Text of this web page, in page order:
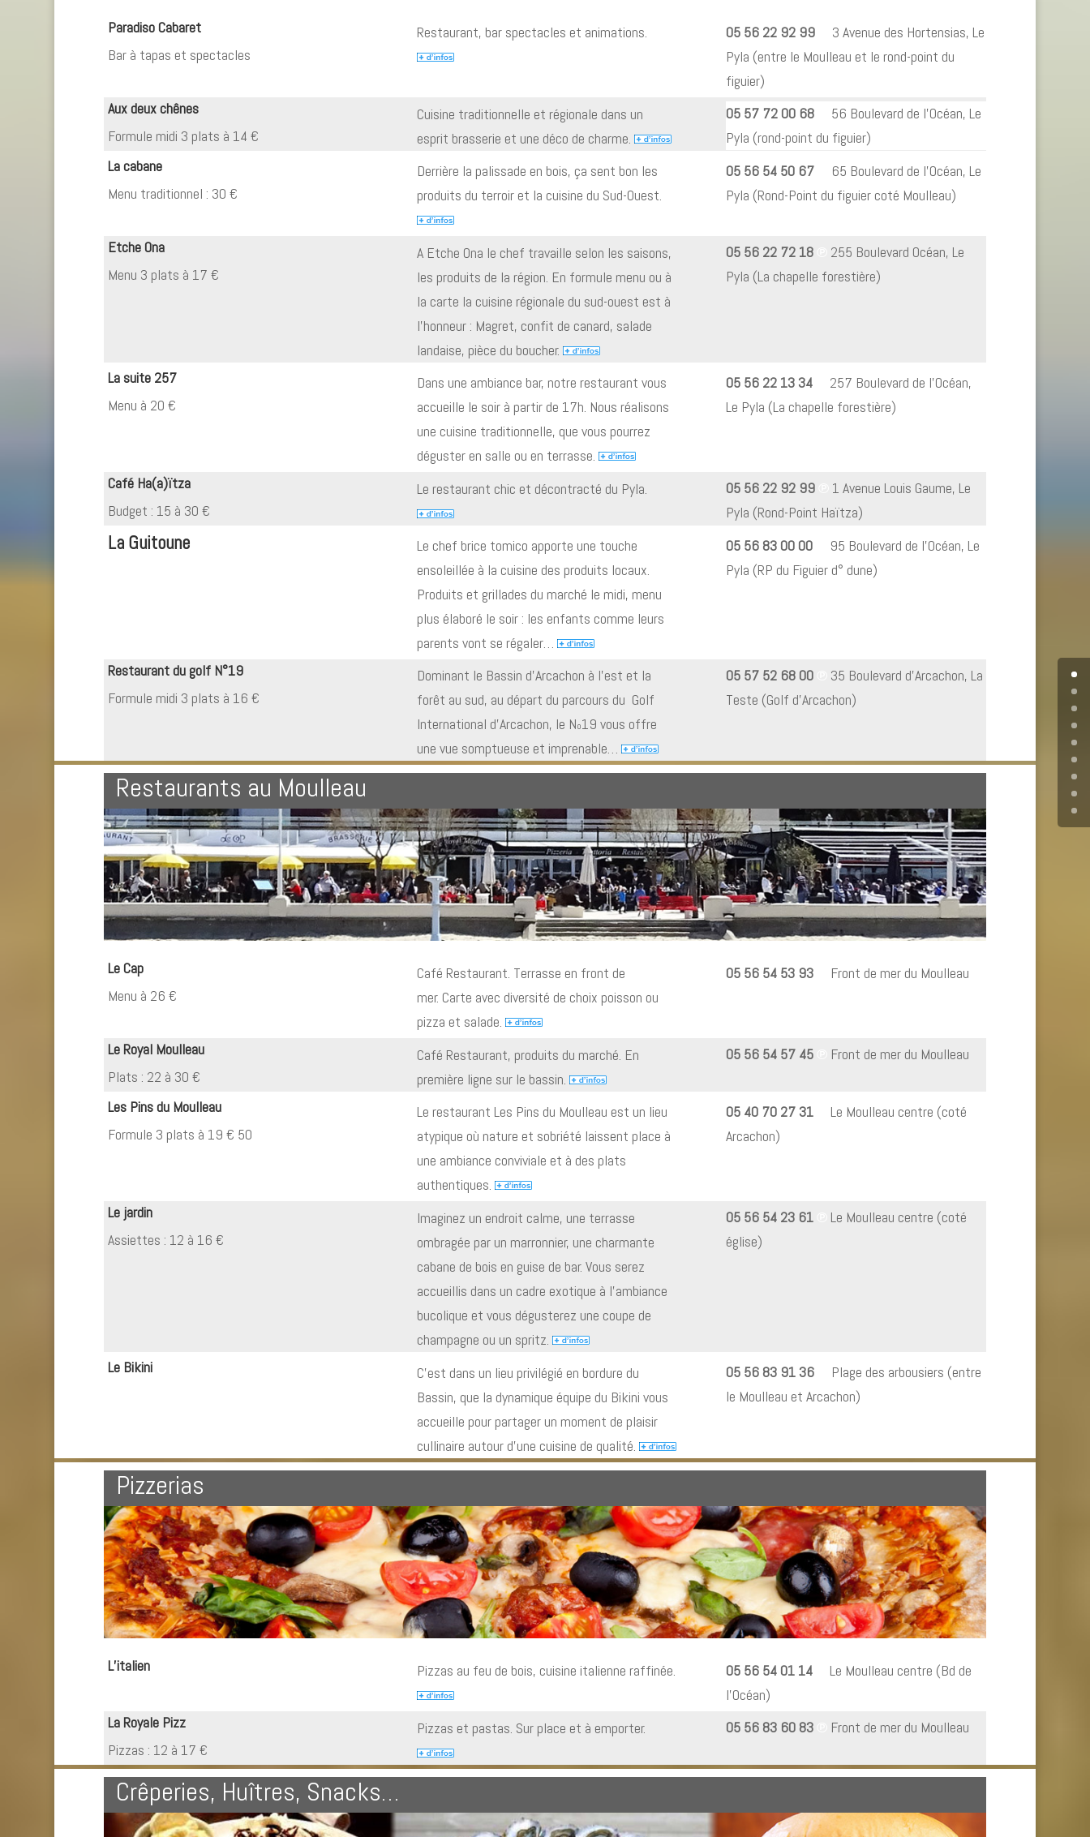
Paradiso Cabaret
Bar à tapas et spectacles
Restaurant, bar spectacles et animations. 05 56 22 92 99 3 Avenue des Hortensias, Le
Pyla (entre le Moulleau et le rond-point du
figuier)
Aux deux chênes
Formule midi 3 plats à 14 €
Cuisine traditionnelle et régionale dans un
esprit brasserie et une déco de charme.
05 57 72 00 68
56 Boulevard de l’Océan, Le
Pyla (rond-point du figuier)
La cabane
Menu traditionnel : 30 €
Derrière la palissade en bois, ça sent bon les
produits du terroir et la cuisine du Sud-Ouest.
05 56 54 50 67
65 Boulevard de l’Océan, Le
Pyla (Rond-Point du figuier coté Moulleau)
Etche Ona
Menu 3 plats à 17 €
A Etche Ona le chef travaille selon les saisons,
les produits de la région. En formule menu ou à
la carte la cuisine régionale du sud-ouest est à
l’honneur : Magret, confit de canard, salade
landaise, pièce du boucher.
05 56 22 72 18
255 Boulevard Océan, Le
Pyla (La chapelle forestière)
La suite 257
Menu à 20 €
Dans une ambiance bar, notre restaurant vous
accueille le soir à partir de 17h. Nous réalisons
une cuisine traditionnelle, que vous pourrez
déguster en salle ou en terrasse.
05 56 22 13 34
257 Boulevard de l’Océan,
Le Pyla (La chapelle forestière)
Café Ha(a)ïtza
Budget : 15 à 30 €
Le restaurant chic et décontracté du Pyla. 05 56 22 92 99
1 Avenue Louis Gaume, Le
Pyla (Rond-Point Haïtza)
La Guitoune
Le chef brice tomico apporte une touche
ensoleillée à la cuisine des produits locaux.
Produits et grillades du marché le midi, menu
plus élaboré le soir : les enfants comme leurs
parents vont se régaler…
05 56 83 00 00
95 Boulevard de l’Océan, Le
Pyla (RP du Figuier d° dune)
Restaurant du golf N°19
Formule midi 3 plats à 16 €
Dominant le Bassin d’Arcachon à l’est et la
forêt au sud, au départ du parcours du Golf
International d’Arcachon, le No19 vous offre
une vue somptueuse et imprenable…
05 57 52 68 00
35 Boulevard d’Arcachon, La
Teste (Golf d’Arcachon)
Restaurants au Moulleau
Le Cap
Menu à 26 €
Café Restaurant. Terrasse en front de
mer. Carte avec diversité de choix poisson ou
pizza et salade.
05 56 54 53 93 Front de mer du Moulleau
Le Royal Moulleau
Plats : 22 à 30 €
Café Restaurant, produits du marché. En
première ligne sur le bassin.
05 56 54 57 45 Front de mer du Moulleau
Les Pins du Moulleau
Formule 3 plats à 19 € 50
Le restaurant Les Pins du Moulleau est un lieu
atypique où nature et sobriété laissent place à
une ambiance conviviale et à des plats
authentiques.
05 40 70 27 31
Le Moulleau centre (coté
Arcachon)
Le jardin
Assiettes : 12 à 16 €
Imaginez un endroit calme, une terrasse
ombragée par un marronnier, une charmante
cabane de bois en guise de bar. Vous serez
accueillis dans un cadre exotique à l’ambiance
bucolique et vous dégusterez une coupe de
champagne ou un spritz.
05 56 54 23 61
Le Moulleau centre (coté
église)
Le Bikini
C’est dans un lieu privilégié en bordure du
Bassin, que la dynamique équipe du Bikini vous
accueille pour partager un moment de plaisir
cullinaire autour d’une cuisine de qualité.
05 56 83 91 36
Plage des arbousiers (entre
le Moulleau et Arcachon)
Pizzerias
L’italien Pizzas au feu de bois, cuisine italienne raffinée. 05 56 54 01 14
Le Moulleau centre (Bd de
l’Océan)
La Royale Pizz
Pizzas : 12 à 17 €
Pizzas et pastas. Sur place et à emporter. 05 56 83 60 83 Front de mer du Moulleau
Crêperies, Huîtres, Snacks…